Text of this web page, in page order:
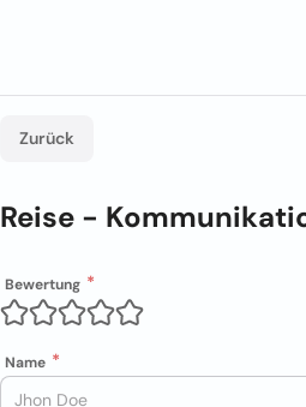
Zurück
Reise -
Bewertung
Name